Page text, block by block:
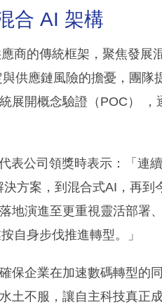
合 AI 架構
商的傳統框架，聚焦發展
供應鏈風險的擔憂，團隊
展開概念驗證（POC） ，
表公司領獎時表示：「連
方案，到混合式AI，再到
演進至更重視靈活部署
自身步伐推進轉型。」
保企業在加速數碼轉型的
土不服，讓自主科技真正